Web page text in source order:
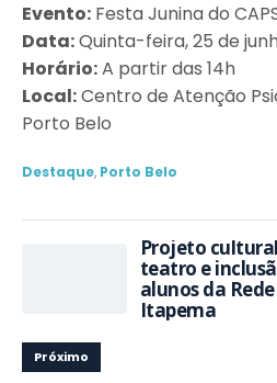
Evento: Festa Junina do
Data:Quinta-feira, 25 de
Horário:A partir das 14h
Local:Centro de Atenção
Porto Belo
Destaque, Porto Belo
Projeto
teatro e
alunos da
Itapema
Próximo